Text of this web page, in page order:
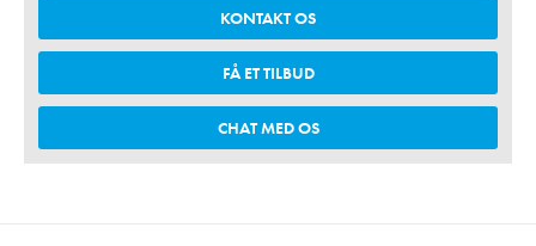
KONTAKT OS
FÅ ET TILBUD
CHAT MED OS